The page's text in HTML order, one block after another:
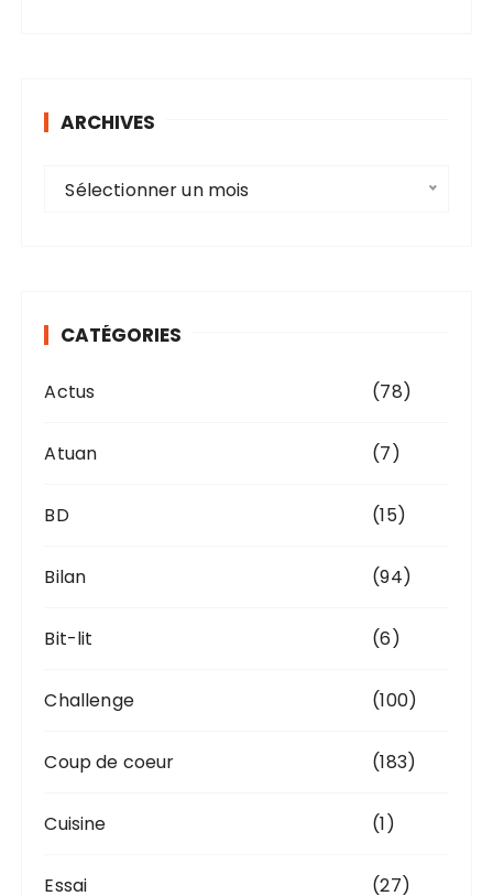
ARCHIVES
e
Sélectionner un mois
CATÉGORIES
Actus (78)
Atuan (7)
BD (15)
Bilan (94)
Bit-lit (6)
Challenge (100)
Coup de coeur (183)
Cuisine (1)
Essai (27)